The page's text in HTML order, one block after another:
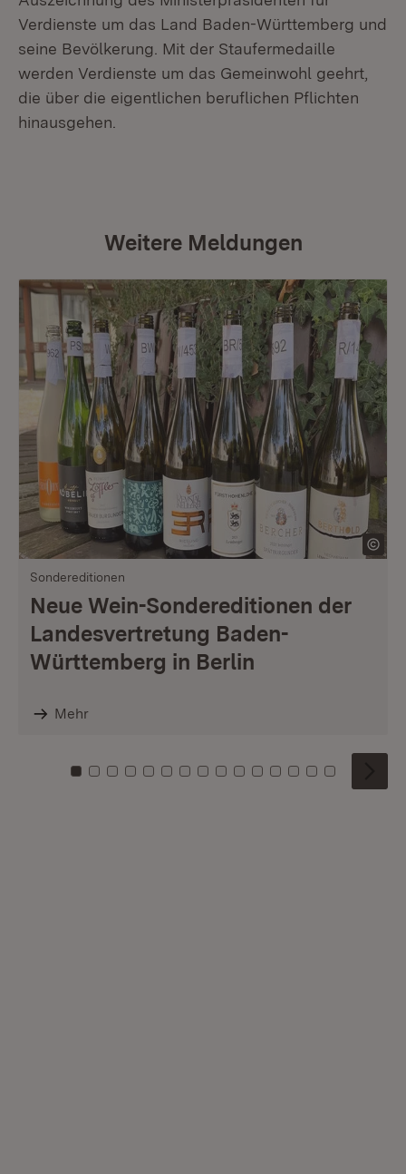
Verdienste um das Land Baden-Württemberg und
seine Bevölkerung. Mit der Staufermedaille
werden Verdienste um das Gemeinwohl geehrt,
die über die eigentlichen beruflichen Pflichten
hinausgehen.
Weitere Meldungen
Sondereditionen
Neue Wein-Sondereditionen der
Landesvertretung Baden-
Württemberg in Berlin
Mehr
Zu Kachel: 0
Zu Kachel: 1
Zu Kachel: 2
Zu Kachel: 3
Zu Kachel: 4
Zu Kachel: 5
Zu Kachel: 6
Zu Kachel: 7
Zu Kachel: 8
Zu Kachel: 9
Zu Kachel: 10
Zu Kachel: 11
Zu Kachel: 12
Zu Kachel:
Zu